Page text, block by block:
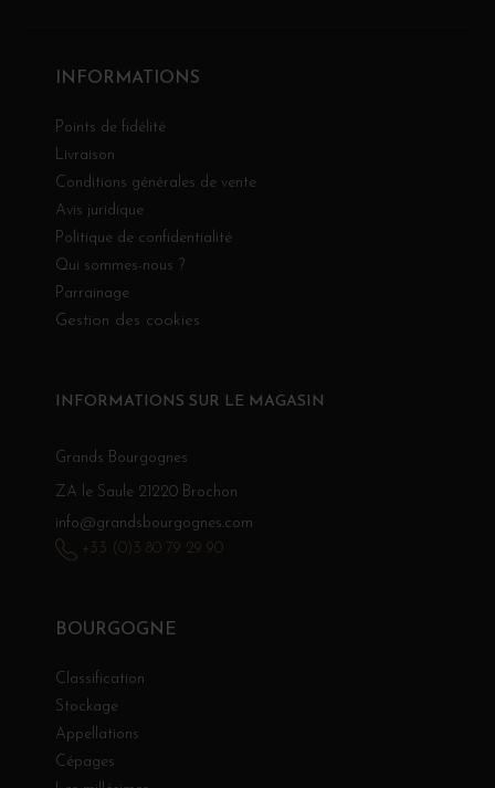
INFORMATIONS
Points de fidélité
Livraison
Conditions générales de vente
Avis juridique
Politique de confidentialité
Qui sommes-nous ?
Parrainage
Gestion des cookies
BOURGOGNE
Classification
Stockage
Appellations
Cépages
INFORMATIONS SUR LE MAGASIN
Grands Bourgognes
ZA le Saule 21220 Brochon
info@grandsbourgognes.com
+33 (0)3 80 79 29 90